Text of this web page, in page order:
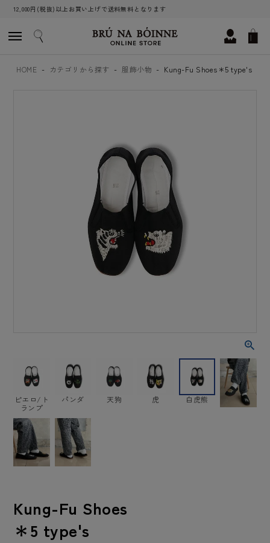
12,000円(税抜)以上お買い上げで送料無料となります
HOME カテゴリから探す 服飾小物 Kung-Fu Shoes＊5 type's
ピエロ/ト
ランプ
パンダ 天狗 虎 白虎熊
Kung-Fu Shoes
＊5 type's